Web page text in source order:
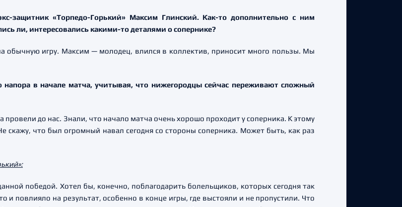
защитник «Торпедо-Горький» Максим Глинский. Как-то дополнительно с ним
ли, интересовались какими-то деталями о сопернике?
обычную игру. Максим — молодец, влился в коллектив, приносит много пользы. Мы
в начале матча, учитывая, что нижегородцы сейчас переживают сложный
до нас. Знали, что начало матча очень хорошо проходит у соперника. К этому
скажу, что был огромный навал сегодня со стороны соперника. Может быть, как раз
победой. Хотел бы, конечно, поблагодарить болельщиков, которых сегодня так
повлияло на результат, особенно в конце игры, где выстояли и не пропустили. Что